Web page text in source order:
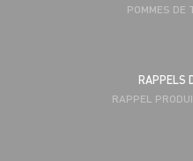
POMMES DE
RAPPELS
RAPPEL